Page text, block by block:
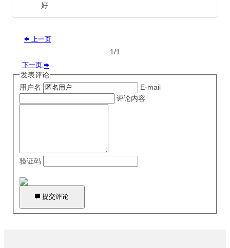
好
 上一页
1/1
下一页 
发表评论
用户名
E-mail
评论内容
验证码
 提交评论